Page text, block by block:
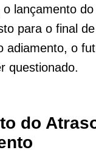
o lançamento
para o final
adiamento, o
questionado.
do